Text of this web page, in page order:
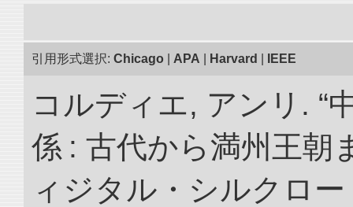
引用形式選択: Chicago APA Harvard IEEE
コルディエ, アンリ. “
係 : 古代から満州王朝
ィジタル・シルクロ